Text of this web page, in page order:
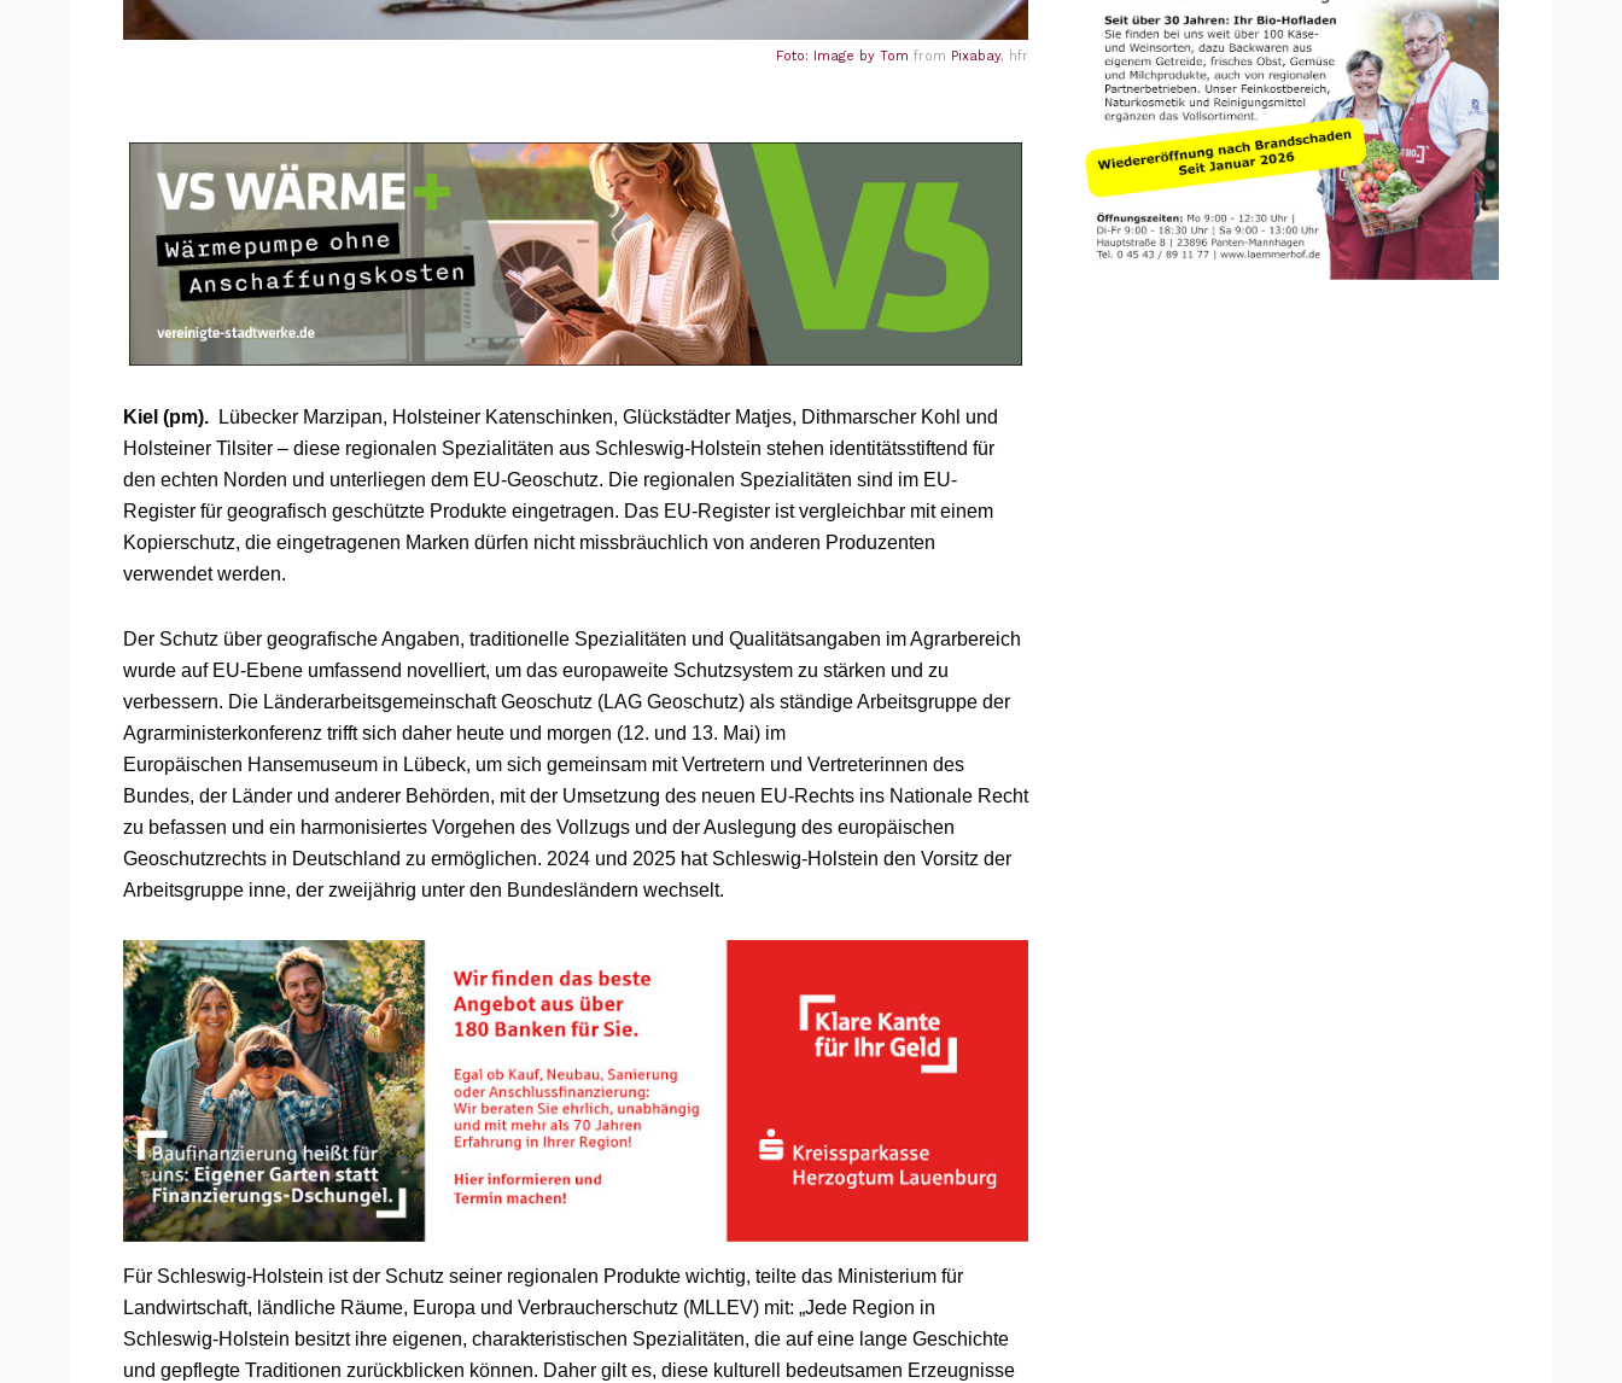
Foto: Image by Tom from Pixabay, hfr
Kiel (pm). Lübecker Marzipan, Holsteiner Katenschinken, Glückstädter Matjes, Dithmarscher Kohl und
Holsteiner Tilsiter – diese regionalen Spezialitäten aus Schleswig-Holstein stehen identitätsstiftend für
den echten Norden und unterliegen dem EU-Geoschutz. Die regionalen Spezialitäten sind im EU-
Register für geografisch geschützte Produkte eingetragen. Das EU-Register ist vergleichbar mit einem
Kopierschutz, die eingetragenen Marken dürfen nicht missbräuchlich von anderen Produzenten
verwendet werden.
Der Schutz über geografische Angaben, traditionelle Spezialitäten und Qualitätsangaben im Agrarbereich
wurde auf EU-Ebene umfassend novelliert, um das europaweite Schutzsystem zu stärken und zu
verbessern. Die Länderarbeitsgemeinschaft Geoschutz (LAG Geoschutz) als ständige Arbeitsgruppe der
Agrarministerkonferenz trifft sich daher heute und morgen (12. und 13. Mai) im
Europäischen Hansemuseum in Lübeck, um sich gemeinsam mit Vertretern und Vertreterinnen des
Bundes, der Länder und anderer Behörden, mit der Umsetzung des neuen EU-Rechts ins Nationale Recht
zu befassen und ein harmonisiertes Vorgehen des Vollzugs und der Auslegung des europäischen
Geoschutzrechts in Deutschland zu ermöglichen. 2024 und 2025 hat Schleswig-Holstein den Vorsitz der
Arbeitsgruppe inne, der zweijährig unter den Bundesländern wechselt.
Für Schleswig-Holstein ist der Schutz seiner regionalen Produkte wichtig, teilte das Ministerium für
Landwirtschaft, ländliche Räume, Europa und Verbraucherschutz (MLLEV) mit: „Jede Region in
Schleswig-Holstein besitzt ihre eigenen, charakteristischen Spezialitäten, die auf eine lange Geschichte
und gepflegte Traditionen zurückblicken können. Daher gilt es, diese kulturell bedeutsamen Erzeugnisse